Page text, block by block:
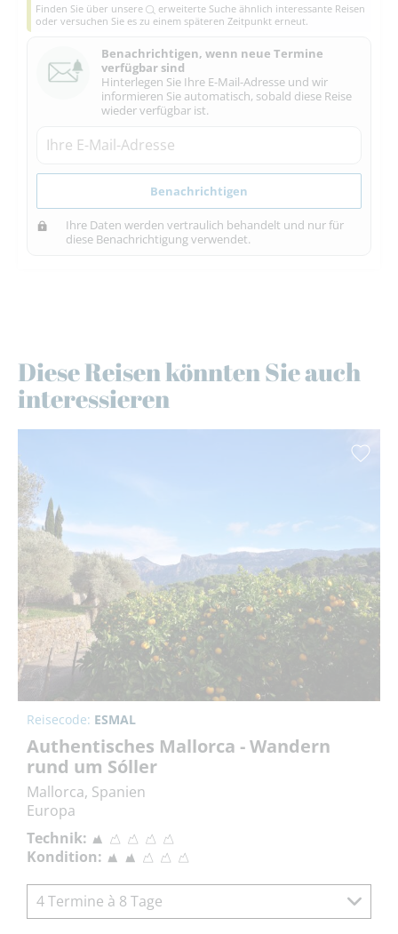
Finden Sie über unsere
erweiterte Suche ähnlich interessante Reisen
oder versuchen Sie es zu einem späteren Zeitpunkt erneut.
Benachrichtigen, wenn neue Termine
verfügbar sind
Hinterlegen Sie Ihre E-Mail-Adresse und wir
informieren Sie automatisch, sobald diese Reise
wieder verfügbar ist.
Benachrichtigen
Ihre Daten werden vertraulich behandelt und nur für
diese Benachrichtigung verwendet.
Diese Reisen könnten Sie auch
interessieren
Reisecode: ESMAL
Authentisches Mallorca - Wandern
rund um Sóller
Mallorca, Spanien
Europa
Technik:
Kondition:
4 Termine à 8 Tage